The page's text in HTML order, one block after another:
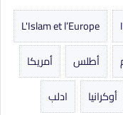
L'Islam et l’Europe
أطلس
أمريكا
أوكرانيا
ادلب